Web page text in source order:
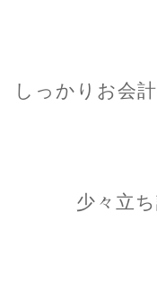
しっかりお会
少々立